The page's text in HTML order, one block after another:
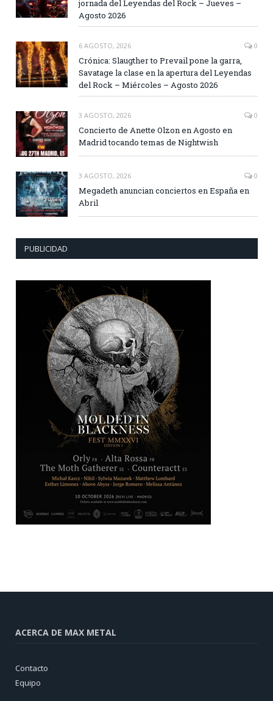
jornada del Leyendas del Rock – Jueves –
Agosto 2026
6 AGOSTO, 2026 0
Crónica: Slaugther to Prevail pone la garra,
Savatage la clase en la apertura del Leyendas
del Rock – Miércoles – Agosto 2026
3 AGOSTO, 2026 0
Concierto de Anette Olzon en Agosto en
Madrid tocando temas de Nightwish
3 AGOSTO, 2026 0
Megadeth anuncian conciertos en España en
Abril
PUBLICIDAD
ACERCA DE MAX METAL
Contacto
Equipo